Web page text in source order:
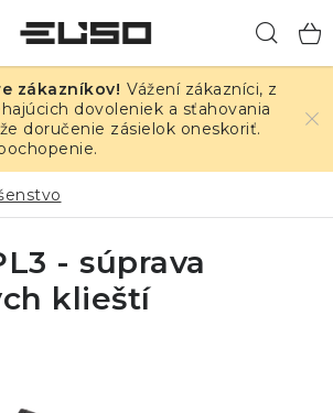
Vážení zákazníci, z
dovoleniek a sťahovania
doručenie zásielok oneskoriť.
- súprava
klieští